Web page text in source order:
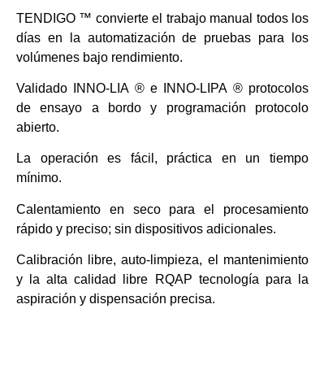
TENDIGO ™ convierte el trabajo manual todos los
días en la automatización de pruebas para los
volúmenes bajo rendimiento.
Validado INNO-LIA ® e INNO-LIPA ® protocolos
de ensayo a bordo y programación protocolo
abierto.
La operación es fácil, práctica en un tiempo
mínimo.
Calentamiento en seco para el procesamiento
rápido y preciso; sin dispositivos adicionales.
Calibración libre, auto-limpieza, el mantenimiento
y la alta calidad libre RQAP tecnología para la
aspiración y dispensación precisa.